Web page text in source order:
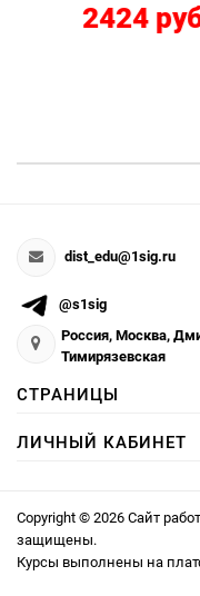
2424 руб.
dist_edu@1sig.ru
@s1sig
Россия, Москва,
Тимирязевская
СТРАНИЦЫ
ЛИЧНЫЙ КАБИНЕТ
Copyright © 2026 Сайт
защищены.
Курсы выполнены на